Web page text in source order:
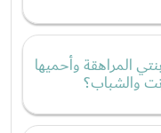
المراهقة وأحميها
والشباب؟